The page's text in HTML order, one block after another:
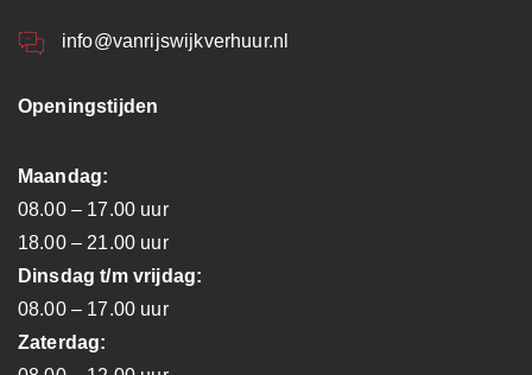
info@vanrijswijkverhuur.nl
Openingstijden
Maandag:
08.00 – 17.00 uur
18.00 – 21.00 uur
Dinsdag t/m vrijdag:
08.00 – 17.00 uur
Zaterdag: